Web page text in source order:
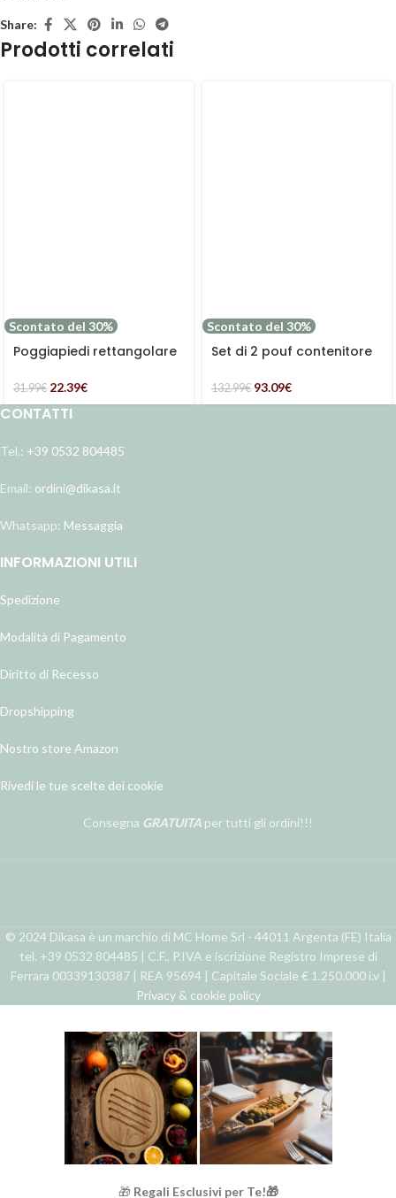
Share:
Prodotti correlati
Scontato del 30%
Poggiapiedi rettangolare
31.99€ 22.39€
Scontato del 30%
Set di 2 pouf contenitore
132.99€ 93.09€
CONTATTI
Tel.: +39 0532 804485
Email: ordini@dikasa.it
Whatsapp: Messaggia
INFORMAZIONI UTILI
Spedizione
Modalità di Pagamento
Diritto di Recesso
Dropshipping
Nostro store Amazon
Rivedi le tue scelte dei cookie
Consegna GRATUITA per tutti gli ordini!!!
© 2024 Dikasa è un marchio di MC Home Srl - 44011 Argenta (FE) Italia
tel. +39 0532 804485 | C.F., P.IVA e iscrizione Registro Imprese di
Ferrara 00339130387 | REA 95694 | Capitale Sociale € 1.250.000 i.v |
Privacy & cookie policy
🎁 Regali Esclusivi per Te!🎁